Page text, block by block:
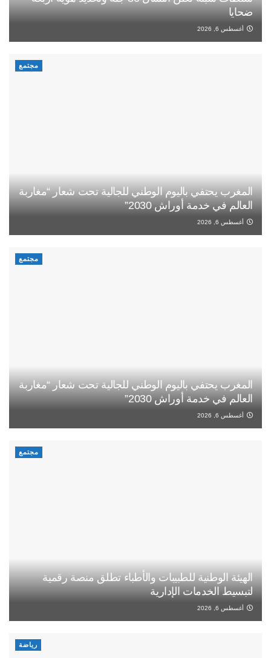
ضحايا
أغسطس 6, 2026
مجتمع
المغرب يحتفي باليوم الوطني للجالية تحت شعار “مغاربة
العالم في خدمة أوراش 2030”
أغسطس 6, 2026
مجتمع
المغرب يحتفي باليوم الوطني للجالية تحت شعار “مغاربة
العالم في خدمة أوراش 2030”
أغسطس 6, 2026
مجتمع
الهيئة الوطنية للطبيبات والأطباء تطلق منصة رقمية
لتبسيط الخدمات الإدارية
أغسطس 6, 2026
رياضة